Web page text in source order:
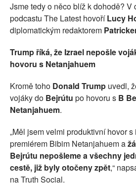
Jsme tedy o něco blíž k dohodě? V
podcastu The Latest hovoříLucy
diplomatickým redaktorem
Trump říká, že Izrael nepošle
hovoru s Netanjahuem
Kromě toho Donald Trump uvedl,
vojáky do Bejrútu po hovoru s B
Netanjahuem.
„Měl jsem velmi produktivní hovor
premiérem Bibim Netanjahuem a
Bejrútu nepošleme a všechny
cestě, již byly otočeny zpět,“
na Truth Social.